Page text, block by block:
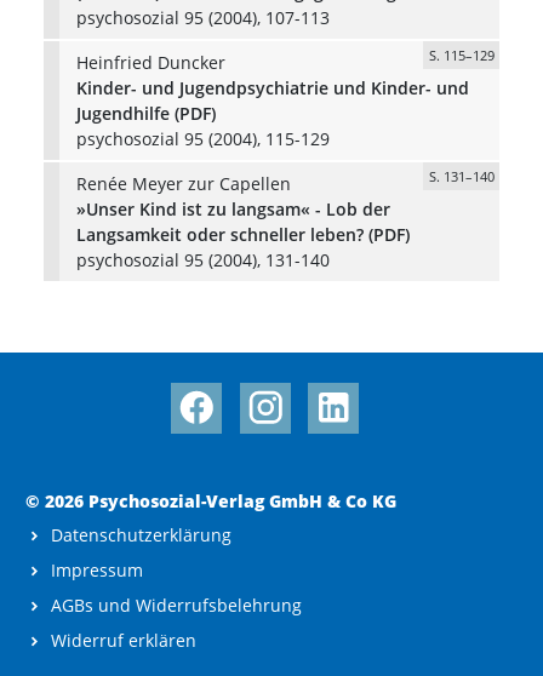
psychosozial 95 (2004), 107-113
Heinfried Duncker
S. 115–129
Kinder- und Jugendpsychiatrie und Kinder- und
Jugendhilfe (PDF)
psychosozial 95 (2004), 115-129
Renée Meyer zur Capellen
S. 131–140
»Unser Kind ist zu langsam« - Lob der
Langsamkeit oder schneller leben? (PDF)
psychosozial 95 (2004), 131-140
© 2026 Psychosozial-Verlag GmbH & Co KG
Datenschutzerklärung
Impressum
AGBs und Widerrufsbelehrung
Widerruf erklären